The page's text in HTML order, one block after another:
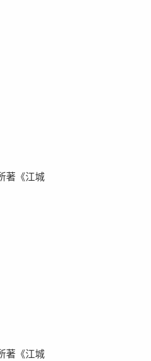
著《江城
著《江城